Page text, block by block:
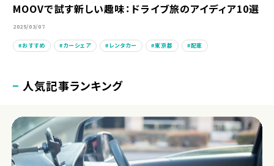
MOOVで試す新しい趣味：ドライブ旅のアイディア10選
2025/03/07
おすすめ カーシェア レンタカー 東京都 配車
人気記事ランキング